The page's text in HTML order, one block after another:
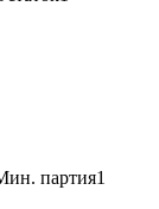
партия1